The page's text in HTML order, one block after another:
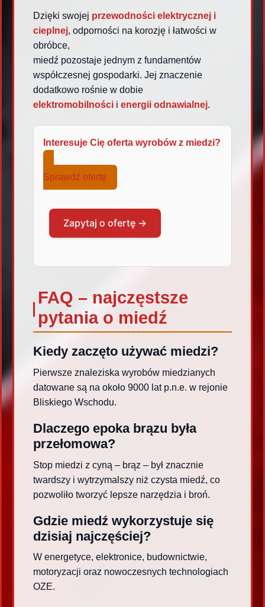
Dzięki swojej przewodności elektrycznej i
cieplnej, odporności na korozję i łatwości w
obróbce,
miedź pozostaje jednym z fundamentów
współczesnej gospodarki. Jej znaczenie
dodatkowo rośnie w dobie
elektromobilnościi energii odnawialnej.
Interesuje Cię oferta wyrobów z miedzi?
Sprawdź ofertę
Zapytaj o ofertę →
FAQ – najczęstsze
pytania o miedź
Kiedy zaczęto używać miedzi?
Pierwsze znaleziska wyrobów miedzianych
datowane są na około 9000 lat p.n.e. w rejonie
Bliskiego Wschodu.
Dlaczego epoka brązu była
przełomowa?
Stop miedzi z cyną – brąz – był znacznie
twardszy i wytrzymalszy niż czysta miedź, co
pozwoliło tworzyć lepsze narzędzia i broń.
Gdzie miedź wykorzystuje się
dzisiaj najczęściej?
W energetyce, elektronice, budownictwie,
motoryzacji oraz nowoczesnych technologiach
OZE.